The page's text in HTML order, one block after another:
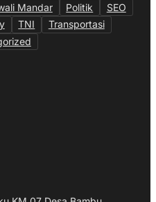
Mandar Politik
SEO
TNI
Transportasi